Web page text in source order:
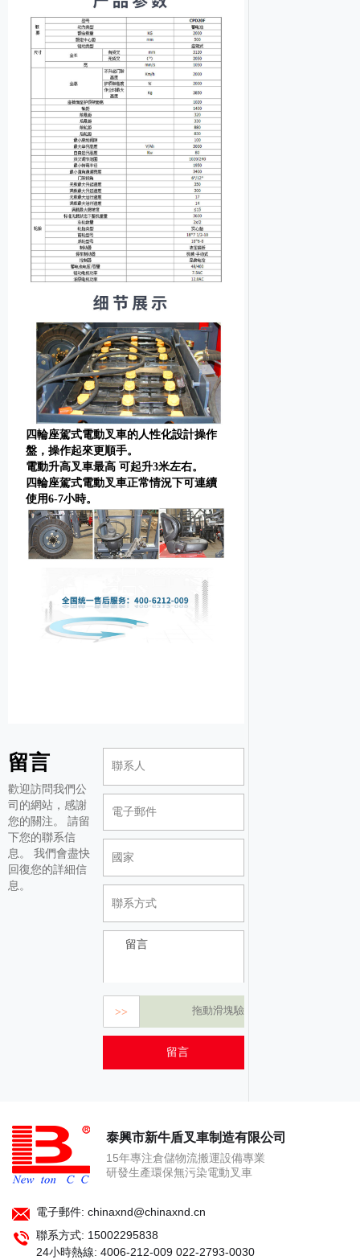
四輪座駕式電動叉車的人性化設計操作
盤，操作起來更順手。
電動升高叉車最高 可起升3米左右。
四輪座駕式電動叉車正常情況下可連續
使用6-7小時。
留言
歡迎訪問我們公
司的網站，感謝
您的關注。 請留
下您的聯系信
息。 我們會盡快
回復您的詳細信
息。
>> 拖動滑塊驗證
泰興市新牛盾叉車制造有限公司
15年專注倉儲物流搬運設備專業
研發生產環保無污染電動叉車
電子郵件: chinaxnd@chinaxnd.cn
聯系方式: 15002295838
24小時熱線: 4006-212-009 022-2793-0030